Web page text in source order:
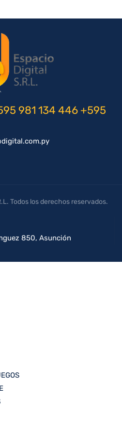
981 134 446 +595
850, Asunción
Todos los derechos reservados.